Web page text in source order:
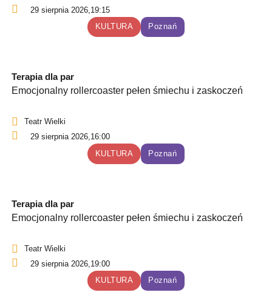
29 sierpnia 2026,19:15
KULTURA
Poznań
Terapia dla par
Emocjonalny rollercoaster pełen śmiechu i zaskoczeń
Teatr Wielki
29 sierpnia 2026,16:00
KULTURA
Poznań
Terapia dla par
Emocjonalny rollercoaster pełen śmiechu i zaskoczeń
Teatr Wielki
29 sierpnia 2026,19:00
KULTURA
Poznań